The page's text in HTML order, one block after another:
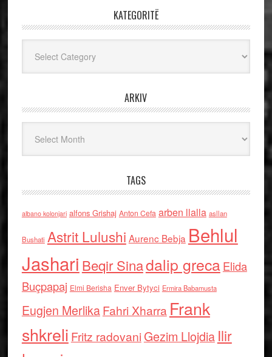
KATEGORITË
ARKIV
TAGS
albano kolonjari alfons Grishaj Anton Cefa arben llalla asllan
Bushati Astrit Lulushi Aurenc Bebja Behlul
Jashari Beqir Sinadalip grecaElida
Buçpapaj Elmi Berisha Enver Bytyci Ermira Babamusta
Eugjen MerlikaFahri Xharra Frank
shkreli Fritz radovaniGezim Llojdia Ilir